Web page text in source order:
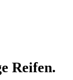
Reifen.